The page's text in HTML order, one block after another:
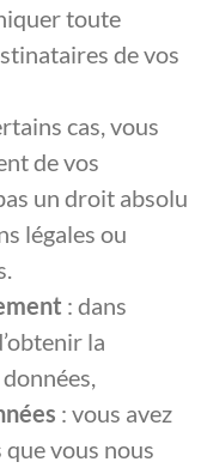
toute
de vos
cas, vous
de vos
un droit absolu
légales ou
: dans
la
: vous avez
vous nous